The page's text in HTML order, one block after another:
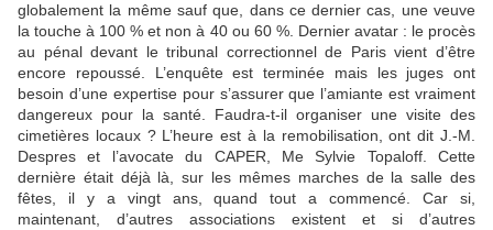
globalement la même sauf que, dans ce dernier cas, une veuve
la touche à 100 % et non à 40 ou 60 %. Dernier avatar : le procès
au pénal devant le tribunal correctionnel de Paris vient d’être
encore repoussé. L’enquête est terminée mais les juges ont
besoin d’une expertise pour s’assurer que l’amiante est vraiment
dangereux pour la santé. Faudra-t-il organiser une visite des
cimetières locaux ? L’heure est à la remobilisation, ont dit J.-M.
Despres et l’avocate du CAPER, Me Sylvie Topaloff. Cette
dernière était déjà là, sur les mêmes marches de la salle des
fêtes, il y a vingt ans, quand tout a commencé. Car si,
maintenant, d’autres associations existent et si d’autres